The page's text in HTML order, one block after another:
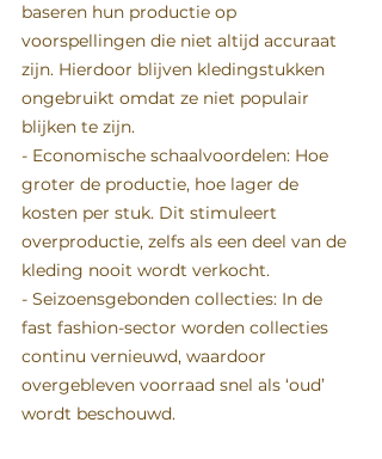
baseren hun productie op
voorspellingen die niet altijd accuraat
zijn. Hierdoor blijven kledingstukken
ongebruikt omdat ze niet populair
blijken te zijn.
- Economische schaalvoordelen: Hoe
groter de productie, hoe lager de
kosten per stuk. Dit stimuleert
overproductie, zelfs als een deel van de
kleding nooit wordt verkocht.
- Seizoensgebonden collecties: In de
fast fashion-sector worden collecties
continu vernieuwd, waardoor
overgebleven voorraad snel als ‘oud’
wordt beschouwd.